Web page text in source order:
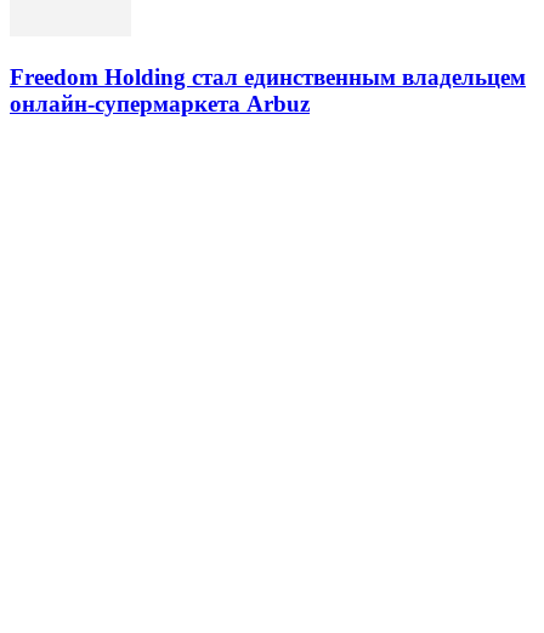
Freedom Holding стал единственным владельцем
онлайн-супермаркета Arbuz